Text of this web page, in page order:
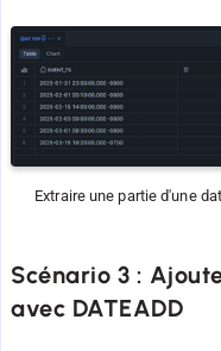
Extraire une partie d'une
Scénario 3 :
avec DATEADD